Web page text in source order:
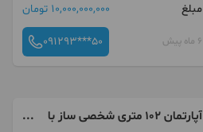
مبلغ
10,000,000,000 تومان
6 ماه پیش 091293***50
آپارتمان ۱۰۲ متری شخصی ساز با